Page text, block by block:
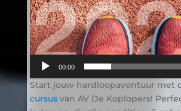
00:00
Start jouw hardloopavontuur met
cursusvan AV De Koplopers!